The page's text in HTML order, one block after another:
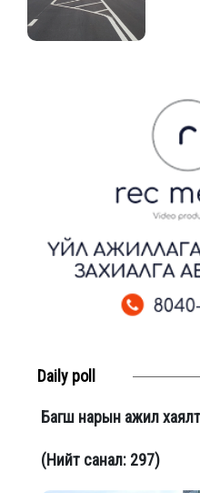
Daily poll
Багш нарын ажил
(Нийт санал: 297)